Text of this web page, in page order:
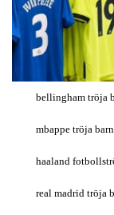
bellingham tröja
mbappe tröja barn
haaland
real madrid tröja